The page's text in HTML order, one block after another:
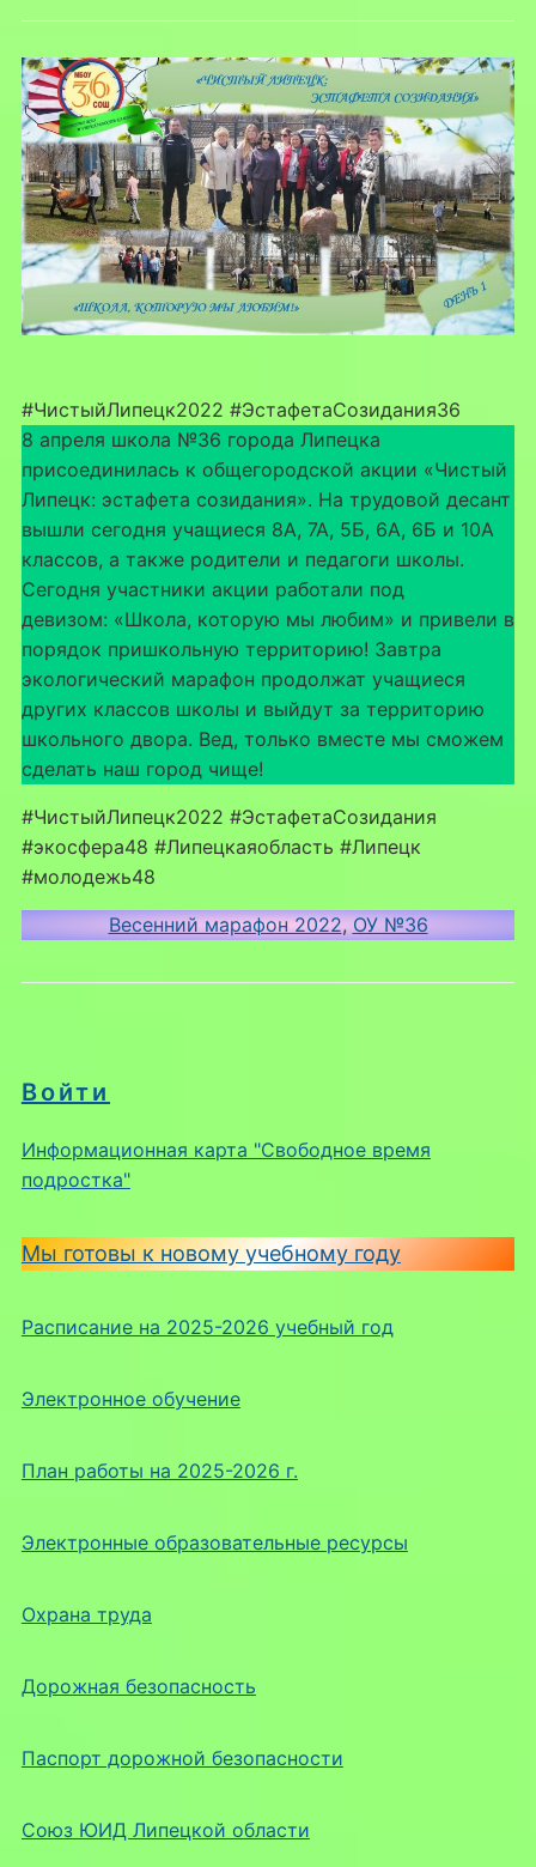
Войти
Информационная карта "Свободное время
подростка"
Мы готовы к новому учебному году
Расписание на 2025-2026 учебный год
Электронное обучение
План работы на 2025-2026 г.
Электронные образовательные ресурсы
Охрана труда
Дорожная безопасность
Паспорт дорожной безопасности
Союз ЮИД Липецкой области
#ЧистыйЛипецк2022 #ЭстафетаСозидания36
8 апреля школа №36 города Липецка
присоединилась к общегородской акции «Чистый
Липецк: эстафета созидания». На трудовой десант
вышли сегодня учащиеся 8А, 7А, 5Б, 6А, 6Б и 10А
классов, а также родители и педагоги школы.
Сегодня участники акции работали под
девизом: «Школа, которую мы любим» и привели в
порядок пришкольную территорию! Завтра
экологический марафон продолжат учащиеся
других классов школы и выйдут за территорию
школьного двора. Вед, только вместе мы сможем
сделать наш город чище!
#ЧистыйЛипецк2022 #ЭстафетаСозидания
#экосфера48 #Липецкаяобласть #Липецк
#молодежь48
Весенний марафон 2022, ОУ №36